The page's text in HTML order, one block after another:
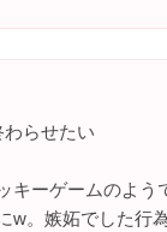
らせたい
キーゲームのよ
w。嫉妬でした行